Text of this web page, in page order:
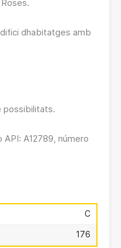
dhabitatges amb
possibilitats.
API: A12789, número
C
176